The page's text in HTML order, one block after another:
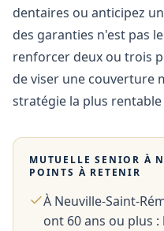
dentaires ou anticipez
des garanties n'est pas
renforcer deux ou trois
de viser une couverture
stratégie la plus
MUTUELLE SENIOR À
POINTS À RETENIR
À Neuville-Saint-
ont 60 ans ou plus